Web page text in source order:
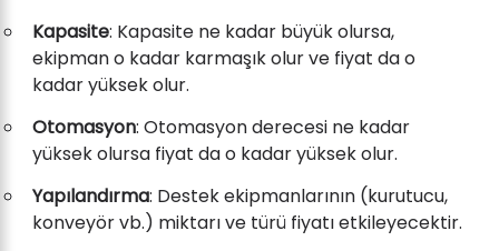
Kapasite: Kapasite ne kadar büyük olursa,
ekipman o kadar karmaşık olur ve fiyat da o
kadar yüksek olur.
Otomasyon: Otomasyon derecesi ne kadar
yüksek olursa fiyat da o kadar yüksek olur.
Yapılandırma: Destek ekipmanlarının (kurutucu,
konveyör vb.) miktarı ve türü fiyatı etkileyecektir.